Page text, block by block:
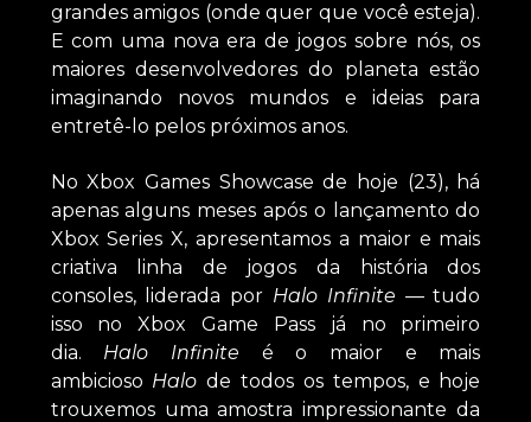
grandes amigos (onde quer que você esteja).
E com uma nova era de jogos sobre nós, os
maiores desenvolvedores do planeta estão
imaginando novos mundos e ideias para
entretê-lo pelos próximos anos.
No Xbox Games Showcase de hoje (23), há
apenas alguns meses após o lançamento do
Xbox Series X, apresentamos a maior e mais
criativa linha de jogos da história dos
consoles, liderada por Halo Infinite — tudo
isso no Xbox Game Pass já no primeiro
dia. Halo Infinite é o maior e mais
ambicioso Halo de todos os tempos, e hoje
trouxemos uma amostra impressionante da